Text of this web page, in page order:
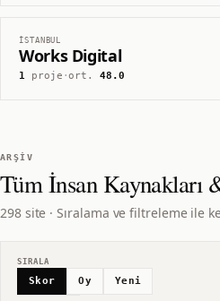
İSTANBUL
Works Digital
1proje ·ort.48.0
ARŞIV
Tümİnsan Kaynakları
298 site · Sıralama ve filtreleme ile
SIRALA
Skor Oy Yeni